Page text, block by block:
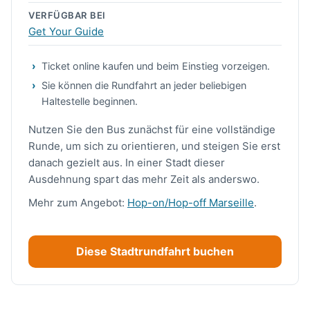
VERFÜGBAR BEI
Get Your Guide
Ticket online kaufen und beim Einstieg vorzeigen.
Sie können die Rundfahrt an jeder beliebigen
Haltestelle beginnen.
Nutzen Sie den Bus zunächst für eine vollständige
Runde, um sich zu orientieren, und steigen Sie erst
danach gezielt aus. In einer Stadt dieser
Ausdehnung spart das mehr Zeit als anderswo.
Mehr zum Angebot: Hop-on/Hop-off Marseille.
Diese Stadtrundfahrt buchen